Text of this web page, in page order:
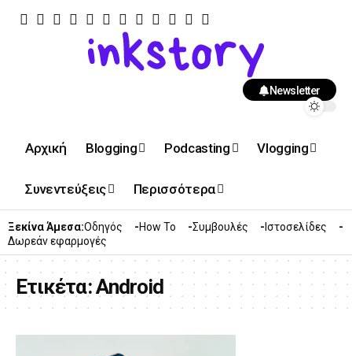
Newsletter
Αρχική Blogging Podcasting Vlogging
Συνεντεύξεις Περισσότερα
Ξεκίνα Άμεσα:Οδηγός How To Συμβουλές
Ιστοσελίδες
Δωρεάν εφαρμογές
Ετικέτα:Android